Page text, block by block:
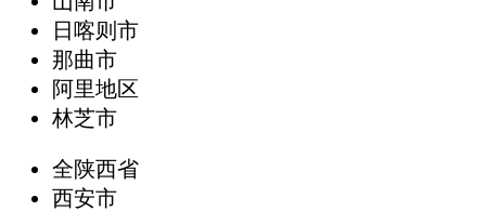
日喀则市
那曲市
阿里地区
林芝市
全陕西省
西安市